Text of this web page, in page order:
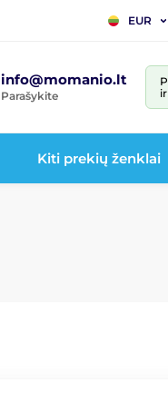
EUR
info@momanio.lt
Parašykite
Kiti prekių ženklai